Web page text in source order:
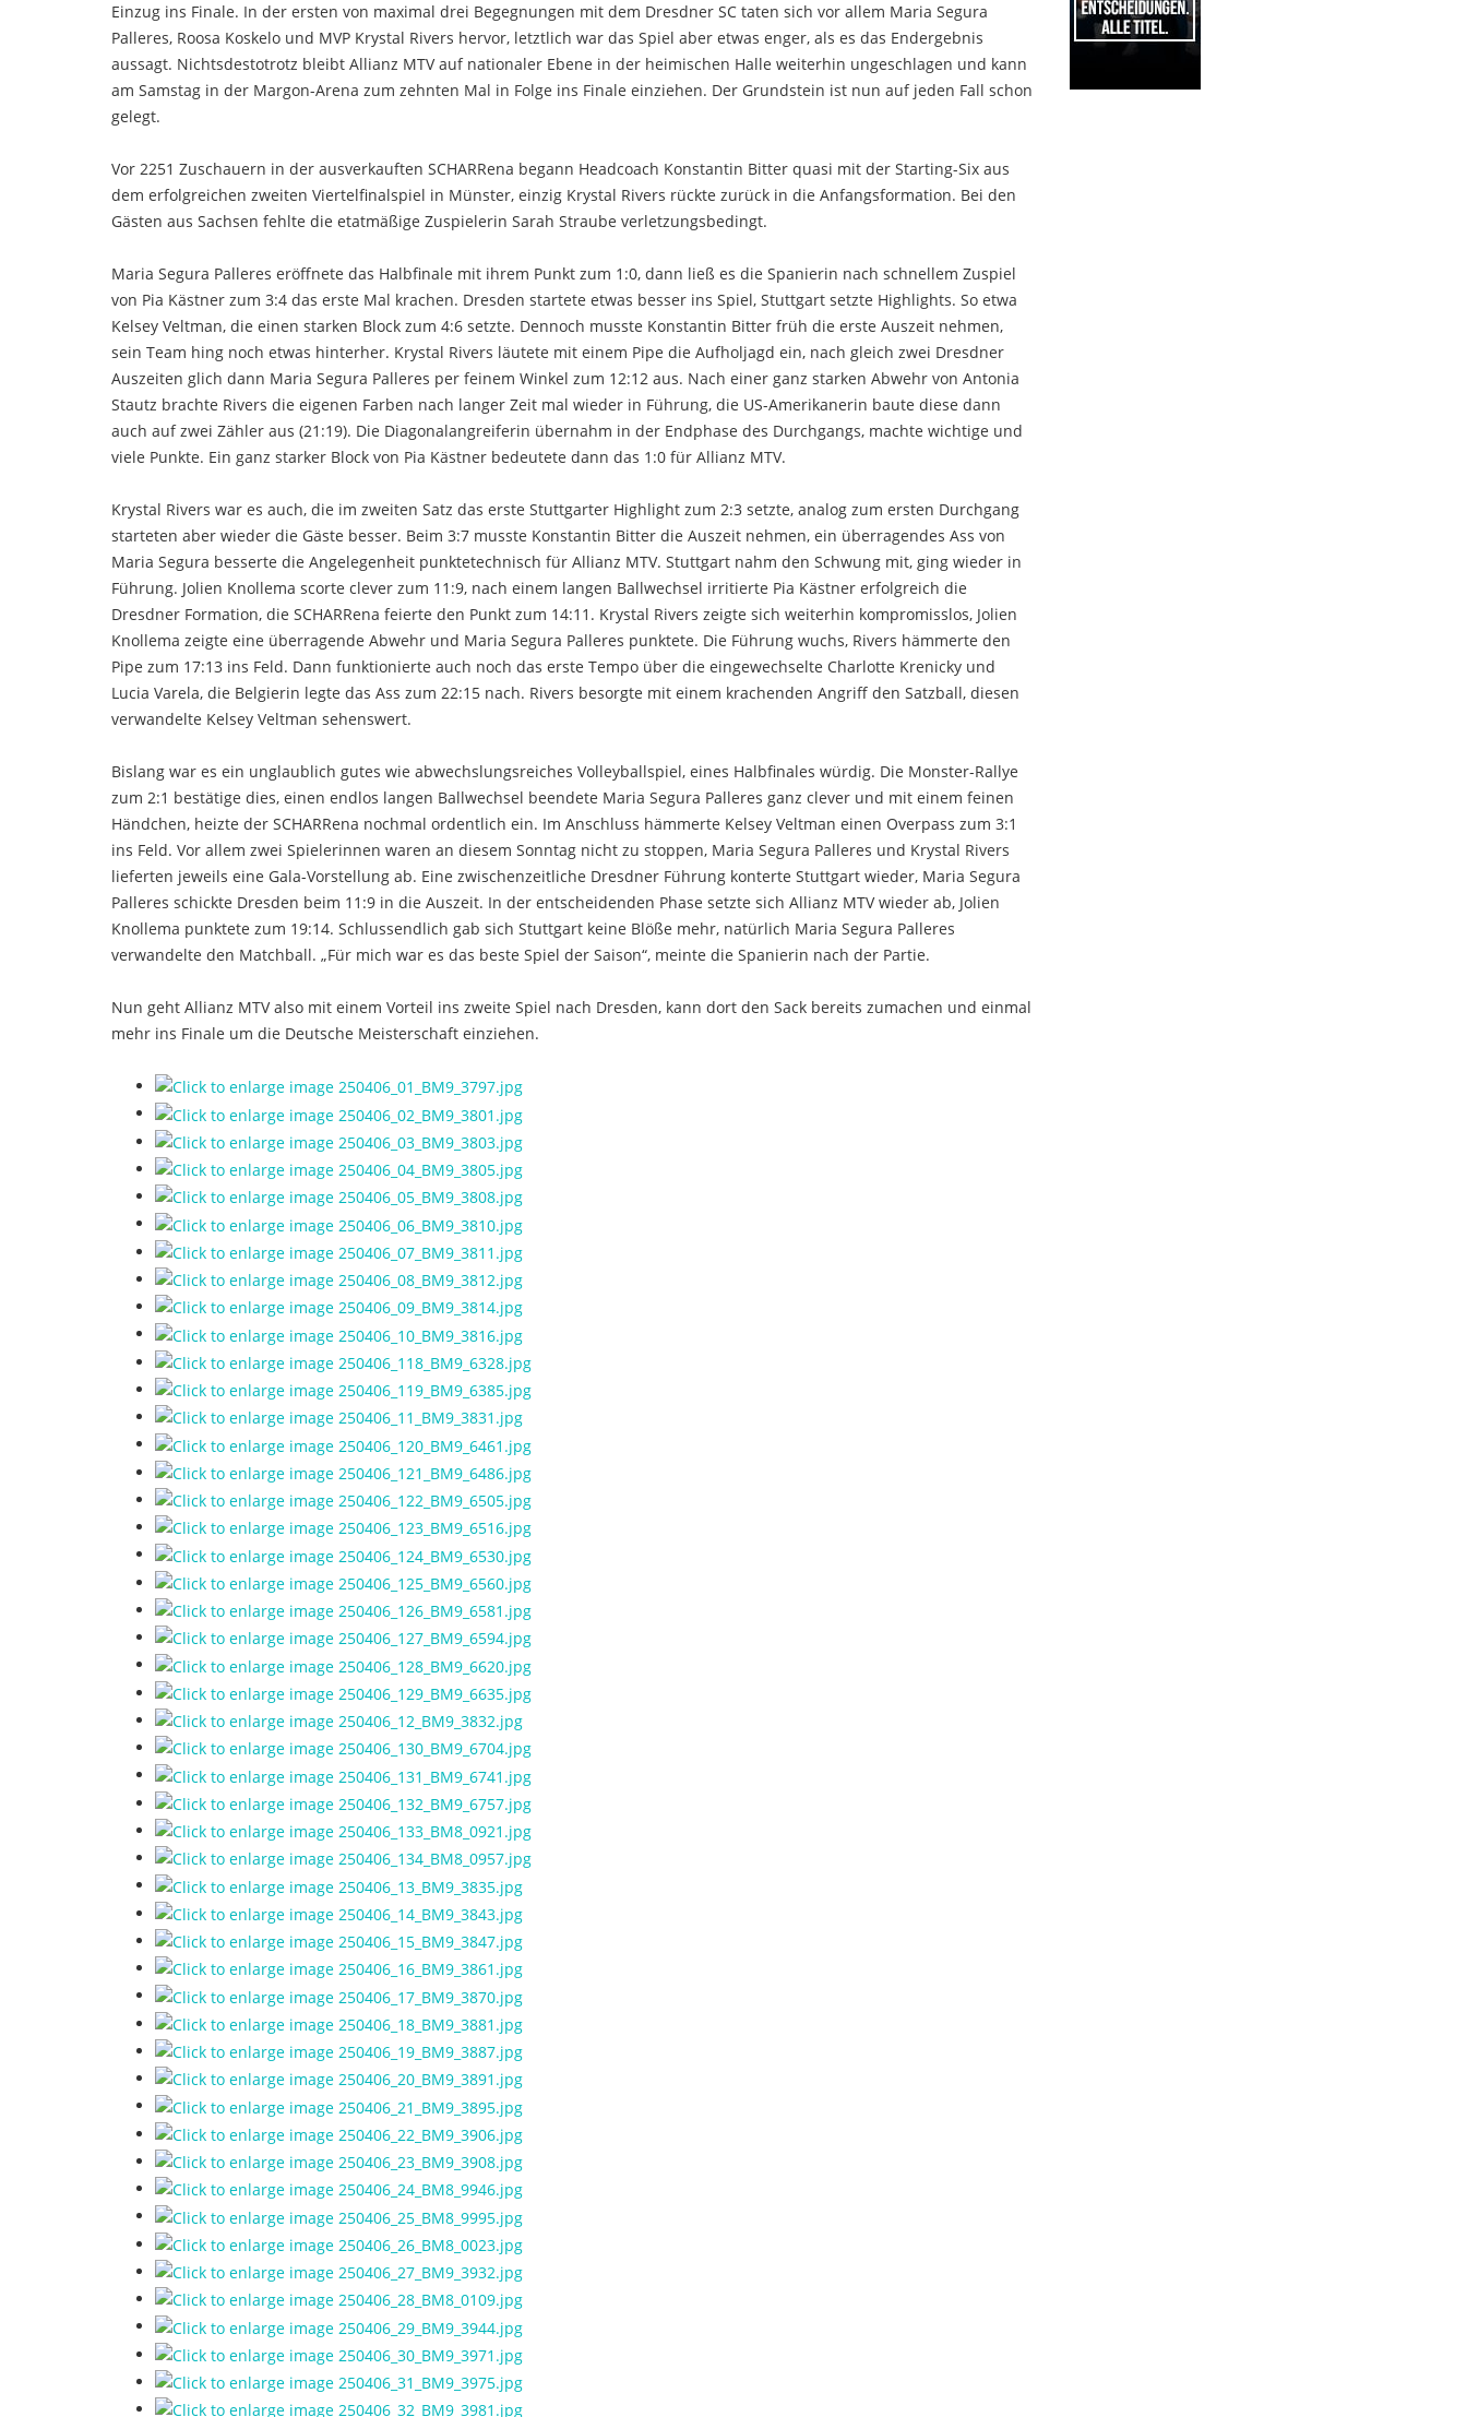
Einzug ins Finale. In der ersten von maximal drei Begegnungen mit dem Dresdner SC taten sich vor allem Maria Segura
Palleres, Roosa Koskelo und MVP Krystal Rivers hervor, letztlich war das Spiel aber etwas enger, als es das Endergebnis
aussagt. Nichtsdestotrotz bleibt Allianz MTV auf nationaler Ebene in der heimischen Halle weiterhin ungeschlagen und kann
am Samstag in der Margon-Arena zum zehnten Mal in Folge ins Finale einziehen. Der Grundstein ist nun auf jeden Fall schon
gelegt.
Vor 2251 Zuschauern in der ausverkauften SCHARRena begann Headcoach Konstantin Bitter quasi mit der Starting-Six aus
dem erfolgreichen zweiten Viertelfinalspiel in Münster, einzig Krystal Rivers rückte zurück in die Anfangsformation. Bei den
Gästen aus Sachsen fehlte die etatmäßige Zuspielerin Sarah Straube verletzungsbedingt.
Maria Segura Palleres eröffnete das Halbfinale mit ihrem Punkt zum 1:0, dann ließ es die Spanierin nach schnellem Zuspiel
von Pia Kästner zum 3:4 das erste Mal krachen. Dresden startete etwas besser ins Spiel, Stuttgart setzte Highlights. So etwa
Kelsey Veltman, die einen starken Block zum 4:6 setzte. Dennoch musste Konstantin Bitter früh die erste Auszeit nehmen,
sein Team hing noch etwas hinterher. Krystal Rivers läutete mit einem Pipe die Aufholjagd ein, nach gleich zwei Dresdner
Auszeiten glich dann Maria Segura Palleres per feinem Winkel zum 12:12 aus. Nach einer ganz starken Abwehr von Antonia
Stautz brachte Rivers die eigenen Farben nach langer Zeit mal wieder in Führung, die US-Amerikanerin baute diese dann
auch auf zwei Zähler aus (21:19). Die Diagonalangreiferin übernahm in der Endphase des Durchgangs, machte wichtige und
viele Punkte. Ein ganz starker Block von Pia Kästner bedeutete dann das 1:0 für Allianz MTV.
Krystal Rivers war es auch, die im zweiten Satz das erste Stuttgarter Highlight zum 2:3 setzte, analog zum ersten Durchgang
starteten aber wieder die Gäste besser. Beim 3:7 musste Konstantin Bitter die Auszeit nehmen, ein überragendes Ass von
Maria Segura besserte die Angelegenheit punktetechnisch für Allianz MTV. Stuttgart nahm den Schwung mit, ging wieder in
Führung. Jolien Knollema scorte clever zum 11:9, nach einem langen Ballwechsel irritierte Pia Kästner erfolgreich die
Dresdner Formation, die SCHARRena feierte den Punkt zum 14:11. Krystal Rivers zeigte sich weiterhin kompromisslos, Jolien
Knollema zeigte eine überragende Abwehr und Maria Segura Palleres punktete. Die Führung wuchs, Rivers hämmerte den
Pipe zum 17:13 ins Feld. Dann funktionierte auch noch das erste Tempo über die eingewechselte Charlotte Krenicky und
Lucia Varela, die Belgierin legte das Ass zum 22:15 nach. Rivers besorgte mit einem krachenden Angriff den Satzball, diesen
verwandelte Kelsey Veltman sehenswert.
Bislang war es ein unglaublich gutes wie abwechslungsreiches Volleyballspiel, eines Halbfinales würdig. Die Monster-Rallye
zum 2:1 bestätige dies, einen endlos langen Ballwechsel beendete Maria Segura Palleres ganz clever und mit einem feinen
Händchen, heizte der SCHARRena nochmal ordentlich ein. Im Anschluss hämmerte Kelsey Veltman einen Overpass zum 3:1
ins Feld. Vor allem zwei Spielerinnen waren an diesem Sonntag nicht zu stoppen, Maria Segura Palleres und Krystal Rivers
lieferten jeweils eine Gala-Vorstellung ab. Eine zwischenzeitliche Dresdner Führung konterte Stuttgart wieder, Maria Segura
Palleres schickte Dresden beim 11:9 in die Auszeit. In der entscheidenden Phase setzte sich Allianz MTV wieder ab, Jolien
Knollema punktete zum 19:14. Schlussendlich gab sich Stuttgart keine Blöße mehr, natürlich Maria Segura Palleres
verwandelte den Matchball. „Für mich war es das beste Spiel der Saison“, meinte die Spanierin nach der Partie.
Nun geht Allianz MTV also mit einem Vorteil ins zweite Spiel nach Dresden, kann dort den Sack bereits zumachen und einmal
mehr ins Finale um die Deutsche Meisterschaft einziehen.